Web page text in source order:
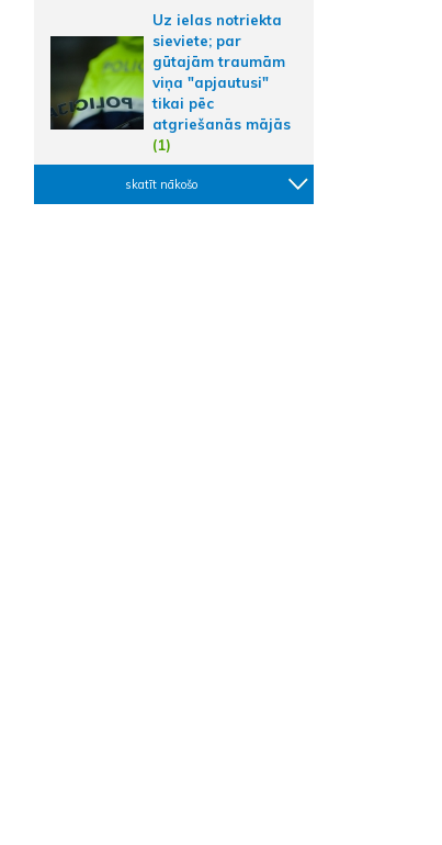
Uz ielas notriekta
sieviete; par
gūtajām traumām
viņa "apjautusi"
tikai pēc
atgriešanās mājās
(1)
skatīt nākošo